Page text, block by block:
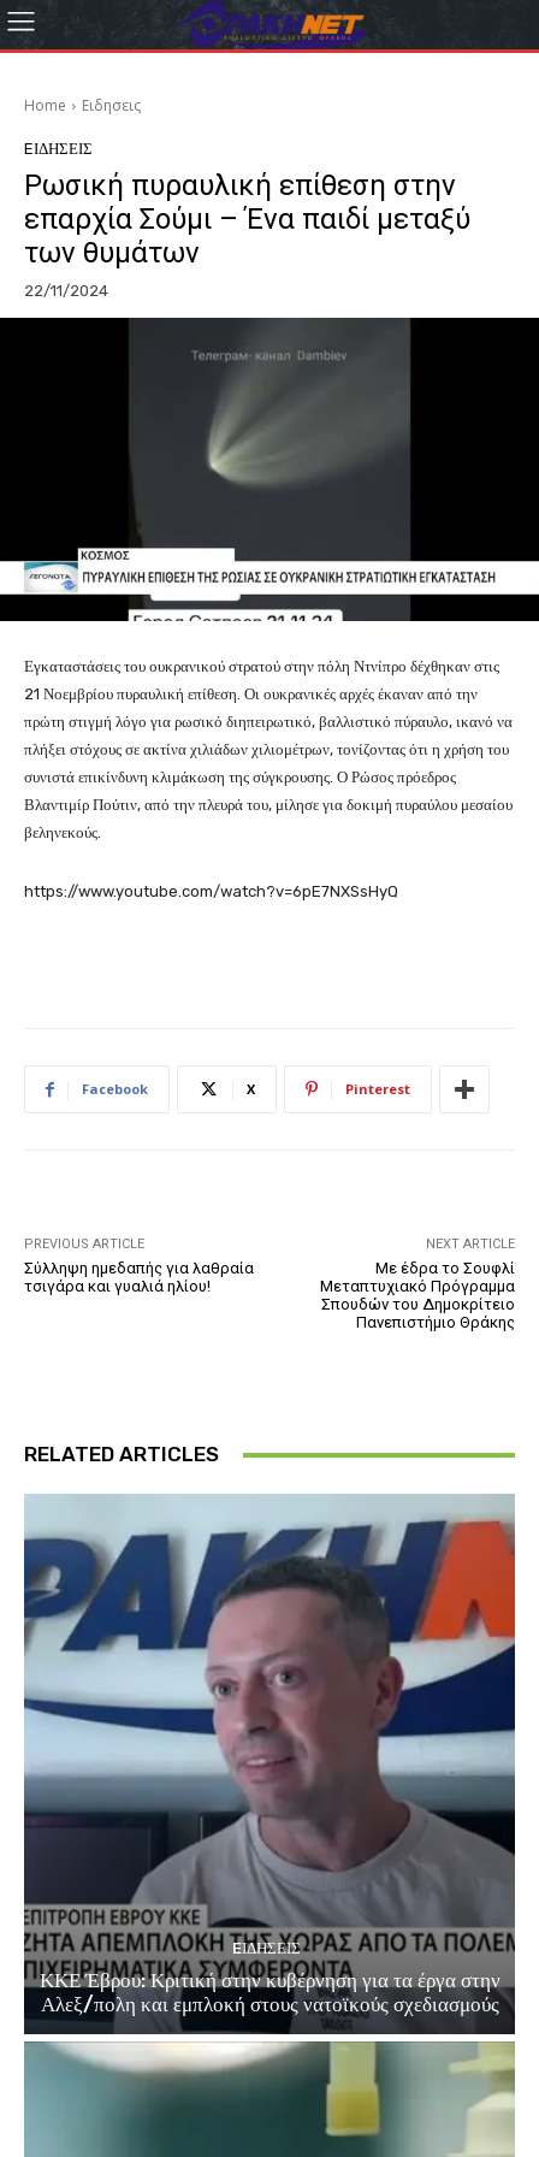
Home Eιδησεις
EΙΔΗΣΕΙΣ
Ρωσική πυραυλική επίθεση στην
επαρχία Σούμι – Ένα παιδί μεταξύ
των θυμάτων
22/11/2024
Εγκαταστάσεις του ουκρανικού στρατού στην πόλη Ντνίπρο δέχθηκαν στις
21 Νοεμβρίου πυραυλική επίθεση. Οι ουκρανικές αρχές έκαναν από την
πρώτη στιγμή λόγο για ρωσικό διηπειρωτικό, βαλλιστικό πύραυλο, ικανό να
πλήξει στόχους σε ακτίνα χιλιάδων χιλιομέτρων, τονίζοντας ότι η χρήση του
συνιστά επικίνδυνη κλιμάκωση της σύγκρουσης. Ο Ρώσος πρόεδρος
Βλαντιμίρ Πούτιν, από την πλευρά του, μίλησε για δοκιμή πυραύλου μεσαίου
βεληνεκούς.
https://www.youtube.com/watch?v=6pE7NXSsHyQ
Facebook X Pinterest
PREVIOUS ARTICLE
Σύλληψη ημεδαπής για λαθραία
τσιγάρα και γυαλιά ηλίου!
NEXT ARTICLE
Με έδρα το Σουφλί
Μεταπτυχιακό Πρόγραμμα
Σπουδών του Δημοκρίτειο
Πανεπιστήμιο Θράκης
RELATED ARTICLES
EΙΔΗΣΕΙΣ
ΚΚΕ Έβρου: Κριτική στην κυβέρνηση για τα έργα στην
Αλεξ/πολη και εμπλοκή στους νατοϊκούς σχεδιασμούς